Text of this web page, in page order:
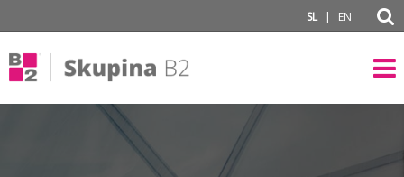
SL | EN